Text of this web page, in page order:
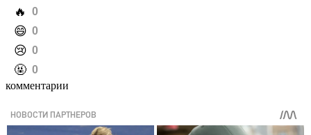
️🔥 0
️😄 0
️😢 0
️🤬 0
комментарии